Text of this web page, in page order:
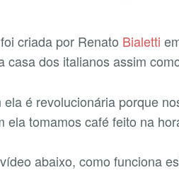
criada por Renato Bialetti
casa dos italianos assim
ela é revolucionária porque
ela tomamos café feito na
abaixo, como funciona